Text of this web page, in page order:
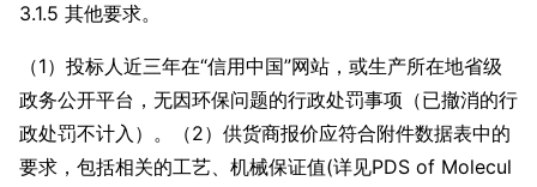
3.1.5 其他要求。
（1）投标人近三年在“信用中国”网站，或生产所在地省级
政务公开平台，无因环保问题的行政处罚事项（已撤消的行
政处罚不计入）。（2）供货商报价应符合附件数据表中的
要求，包括相关的工艺、机械保证值(详见PDS of Molecul